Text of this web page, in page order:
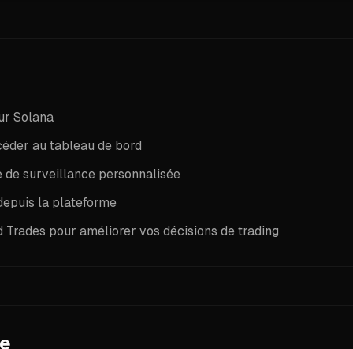
Solana
au tableau de bord
de surveillance personnalisée
la plateforme
pour améliorer vos décisions de trading